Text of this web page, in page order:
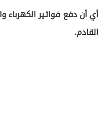
القادم.